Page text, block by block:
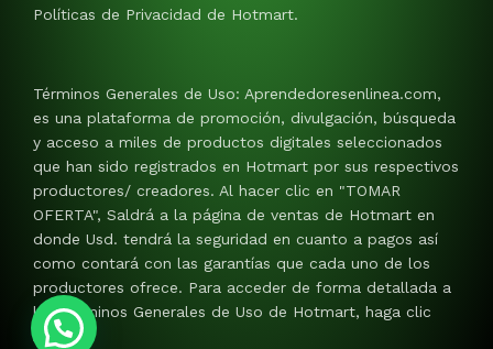
Políticas de Privacidad de Hotmart.
Términos Generales de Uso: Aprendedoresenlinea.com,
es una plataforma de promoción, divulgación, búsqueda
y acceso a miles de productos digitales seleccionados
que han sido registrados en Hotmart por sus respectivos
productores/ creadores. Al hacer clic en "TOMAR
OFERTA", Saldrá a la página de ventas de Hotmart en
donde Usd. tendrá la seguridad en cuanto a pagos así
como contará con las garantías que cada uno de los
productores ofrece. Para acceder de forma detallada a
los Términos Generales de Uso de Hotmart, haga clic
AQUI.